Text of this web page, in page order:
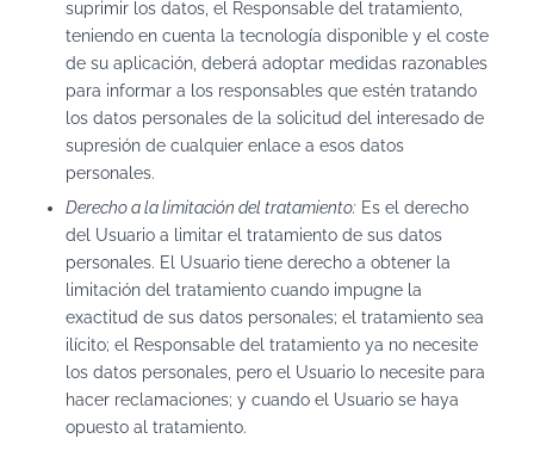
suprimir los datos, el Responsable del tratamiento,
teniendo en cuenta la tecnología disponible y el coste
de su aplicación, deberá adoptar medidas razonables
para informar a los responsables que estén tratando
los datos personales de la solicitud del interesado de
supresión de cualquier enlace a esos datos
personales.
Derecho a la limitación del tratamiento:Es el derecho
del Usuario a limitar el tratamiento de sus datos
personales. El Usuario tiene derecho a obtener la
limitación del tratamiento cuando impugne la
exactitud de sus datos personales; el tratamiento sea
ilícito; el Responsable del tratamiento ya no necesite
los datos personales, pero el Usuario lo necesite para
hacer reclamaciones; y cuando el Usuario se haya
opuesto al tratamiento.